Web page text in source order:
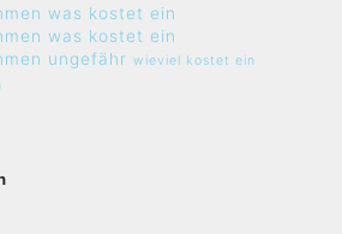
was kostet ein
was kostet ein
ungefähr wieviel kostet ein